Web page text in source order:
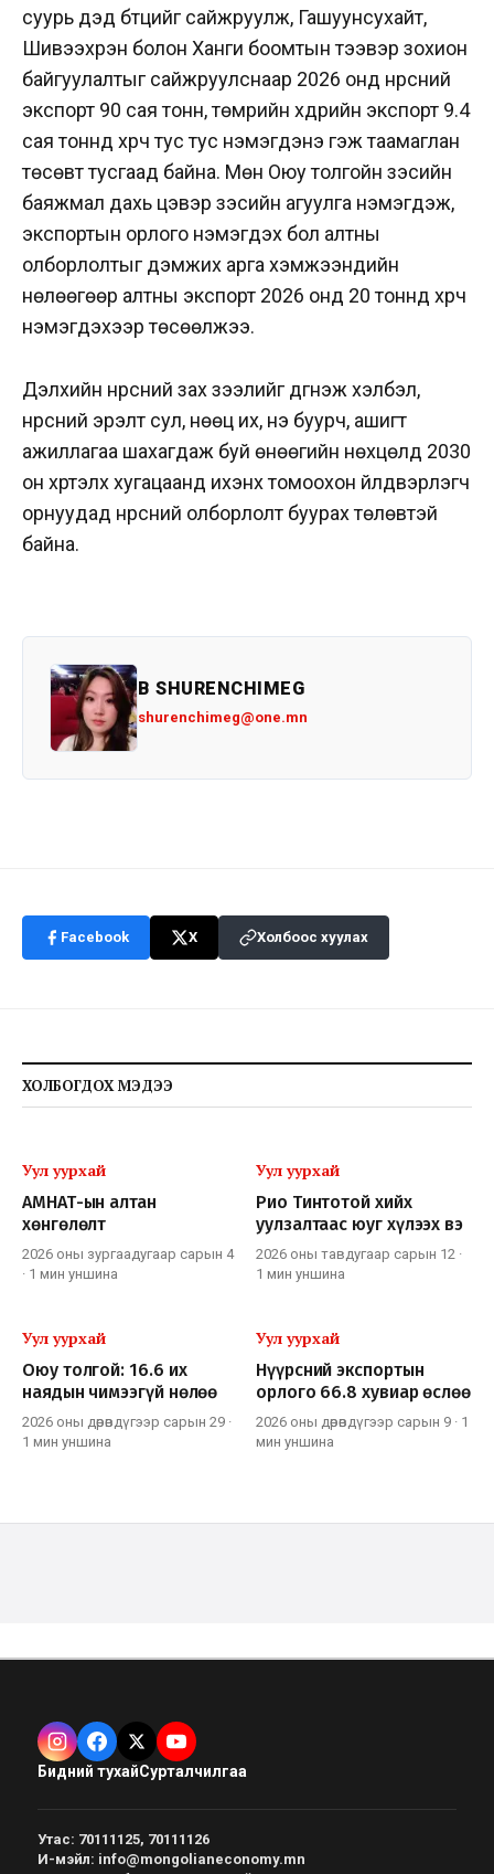
суурь дэд бүтцийг сайжруулж, Гашуунсухайт,
Шивээхүрэн болон Ханги боомтын тээвэр зохион
байгуулалтыг сайжруулснаар 2026 онд нүүрсний
экспорт 90 сая тонн, төмрийн хүдрийн экспорт 9.4
сая тоннд хүрч тус тус нэмэгдэнэ гэж таамаглан
төсөвт тусгаад байна. Мөн Оюу толгойн зэсийн
баяжмал дахь цэвэр зэсийн агуулга нэмэгдэж,
экспортын орлого нэмэгдэх бол алтны
олборлолтыг дэмжих арга хэмжээнүүдийн
нөлөөгөөр алтны экспорт 2026 онд 20 тоннд хүрч
нэмэгдэхээр төсөөлжээ.
Дэлхийн нүүрсний зах зээлийг дүгнэж хэлбэл,
нүүрсний эрэлт сул, нөөц их, үнэ буурч, ашигт
ажиллагаа шахагдаж буй өнөөгийн нөхцөлд 2030
он хүртэлх хугацаанд ихэнх томоохон үйлдвэрлэгч
орнуудад нүүрсний олборлолт буурах төлөвтэй
байна.
B SHURENCHIMEG
shurenchimeg@one.mn
Facebook X Холбоос хуулах
ХОЛБОГДОХ МЭДЭЭ
Уул уурхай
АМНАТ-ын алтан
хөнгөлөлт
2026 оны зургаадугаар сарын 4
· 1 мин уншина
Уул уурхай
Рио Тинтотой хийх
уулзалтаас юуг хүлээх вэ
2026 оны тавдугаар сарын 12 ·
1 мин уншина
Уул уурхай
Оюу толгой: 16.6 их
наядын чимээгүй нөлөө
2026 оны дөрөвдүгээр сарын 29 ·
1 мин уншина
Уул уурхай
Нүүрсний экспортын
орлого 66.8 хувиар өслөө
2026 оны дөрөвдүгээр сарын 9 · 1
мин уншина
Бидний тухайСурталчилгаа
Утас: 70111125, 70111126
И-мэйл: info@mongolianeconomy.mn